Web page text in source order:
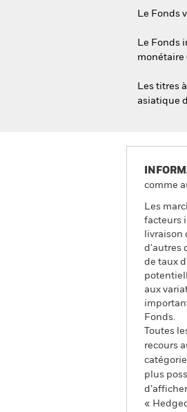
Le Fonds
Le Fonds
monétaire
Les titres
asiatique
comme
Les
facteurs
d'autres
de taux
aux
Fonds.
Toutes
recours
plus
«